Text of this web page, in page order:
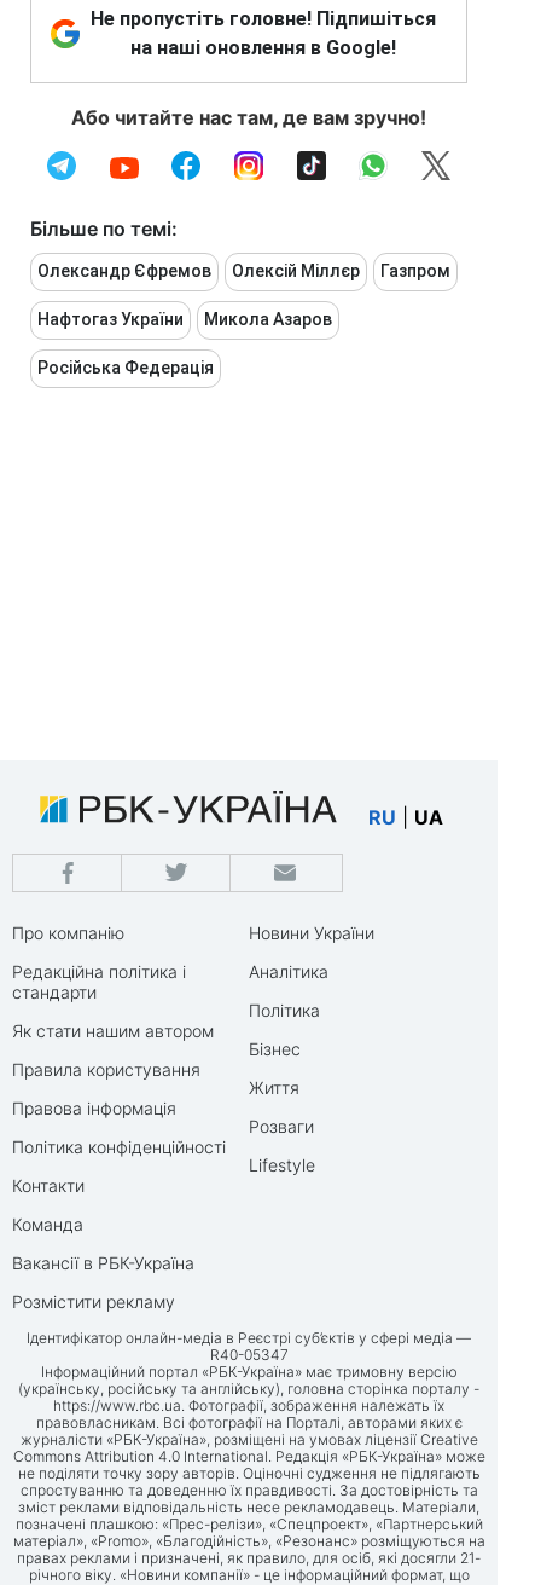
Не пропустіть головне! Підпишіться
на наші оновлення в Google!
Або читайте нас там, де вам зручно!
Більше по темі:
Олександр Єфремов Олексій Міллєр Газпром
Нафтогаз України Микола Азаров
Російська Федерація
RU UA
Про компанію
Редакційна політика і
стандарти
Як стати нашим автором
Правила користування
Правова інформація
Політика конфіденційності
Контакти
Команда
Вакансії в РБК-Україна
Розмістити рекламу
Новини України
Аналітика
Політика
Бізнес
Життя
Розваги
Lifestyle
Ідентифікатор онлайн-медіа в Реєстрі суб’єктів у сфері медіа —
R40-05347
Інформаційний портал «РБК-Україна» має тримовну версію
(українську, російську та англійську), головна сторінка порталу -
https://www.rbc.ua. Фотографії, зображення належать їх
правовласникам. Всі фотографії на Порталі, авторами яких є
журналісти «РБК-Україна», розміщені на умовах ліцензії Creative
Commons Attribution 4.0 International. Редакція «РБК-Україна» може
не поділяти точку зору авторів. Оціночні судження не підлягають
спростуванню та доведенню їх правдивості. За достовірність та
зміст реклами відповідальність несе рекламодавець. Матеріали,
позначені плашкою: «Прес-релізи», «Спецпроект», «Партнерський
матеріал», «Promo», «Благодійність», «Резонанс» розміщуються на
правах реклами і призначені, як правило, для осіб, які досягли 21-
річного віку. «Новини компанії» - це інформаційний формат, що